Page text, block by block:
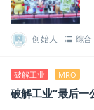
创始人 综合
破解工业 MRO
破解工业“最后一